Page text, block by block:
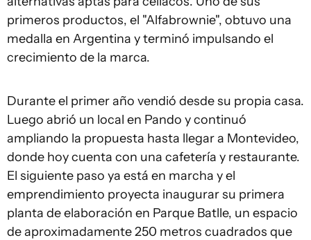
primeros productos, el "Alfabrownie", obtuvo una
medalla en Argentina y terminó impulsando el
crecimiento de la marca.
Durante el primer año vendió desde su propia casa.
Luego abrió un local en Pando y continuó
ampliando la propuesta hasta llegar a Montevideo,
donde hoy cuenta con una cafetería y restaurante.
El siguiente paso ya está en marcha y el
emprendimiento proyecta inaugurar su primera
planta de elaboración en Parque Batlle, un espacio
de aproximadamente 250 metros cuadrados que